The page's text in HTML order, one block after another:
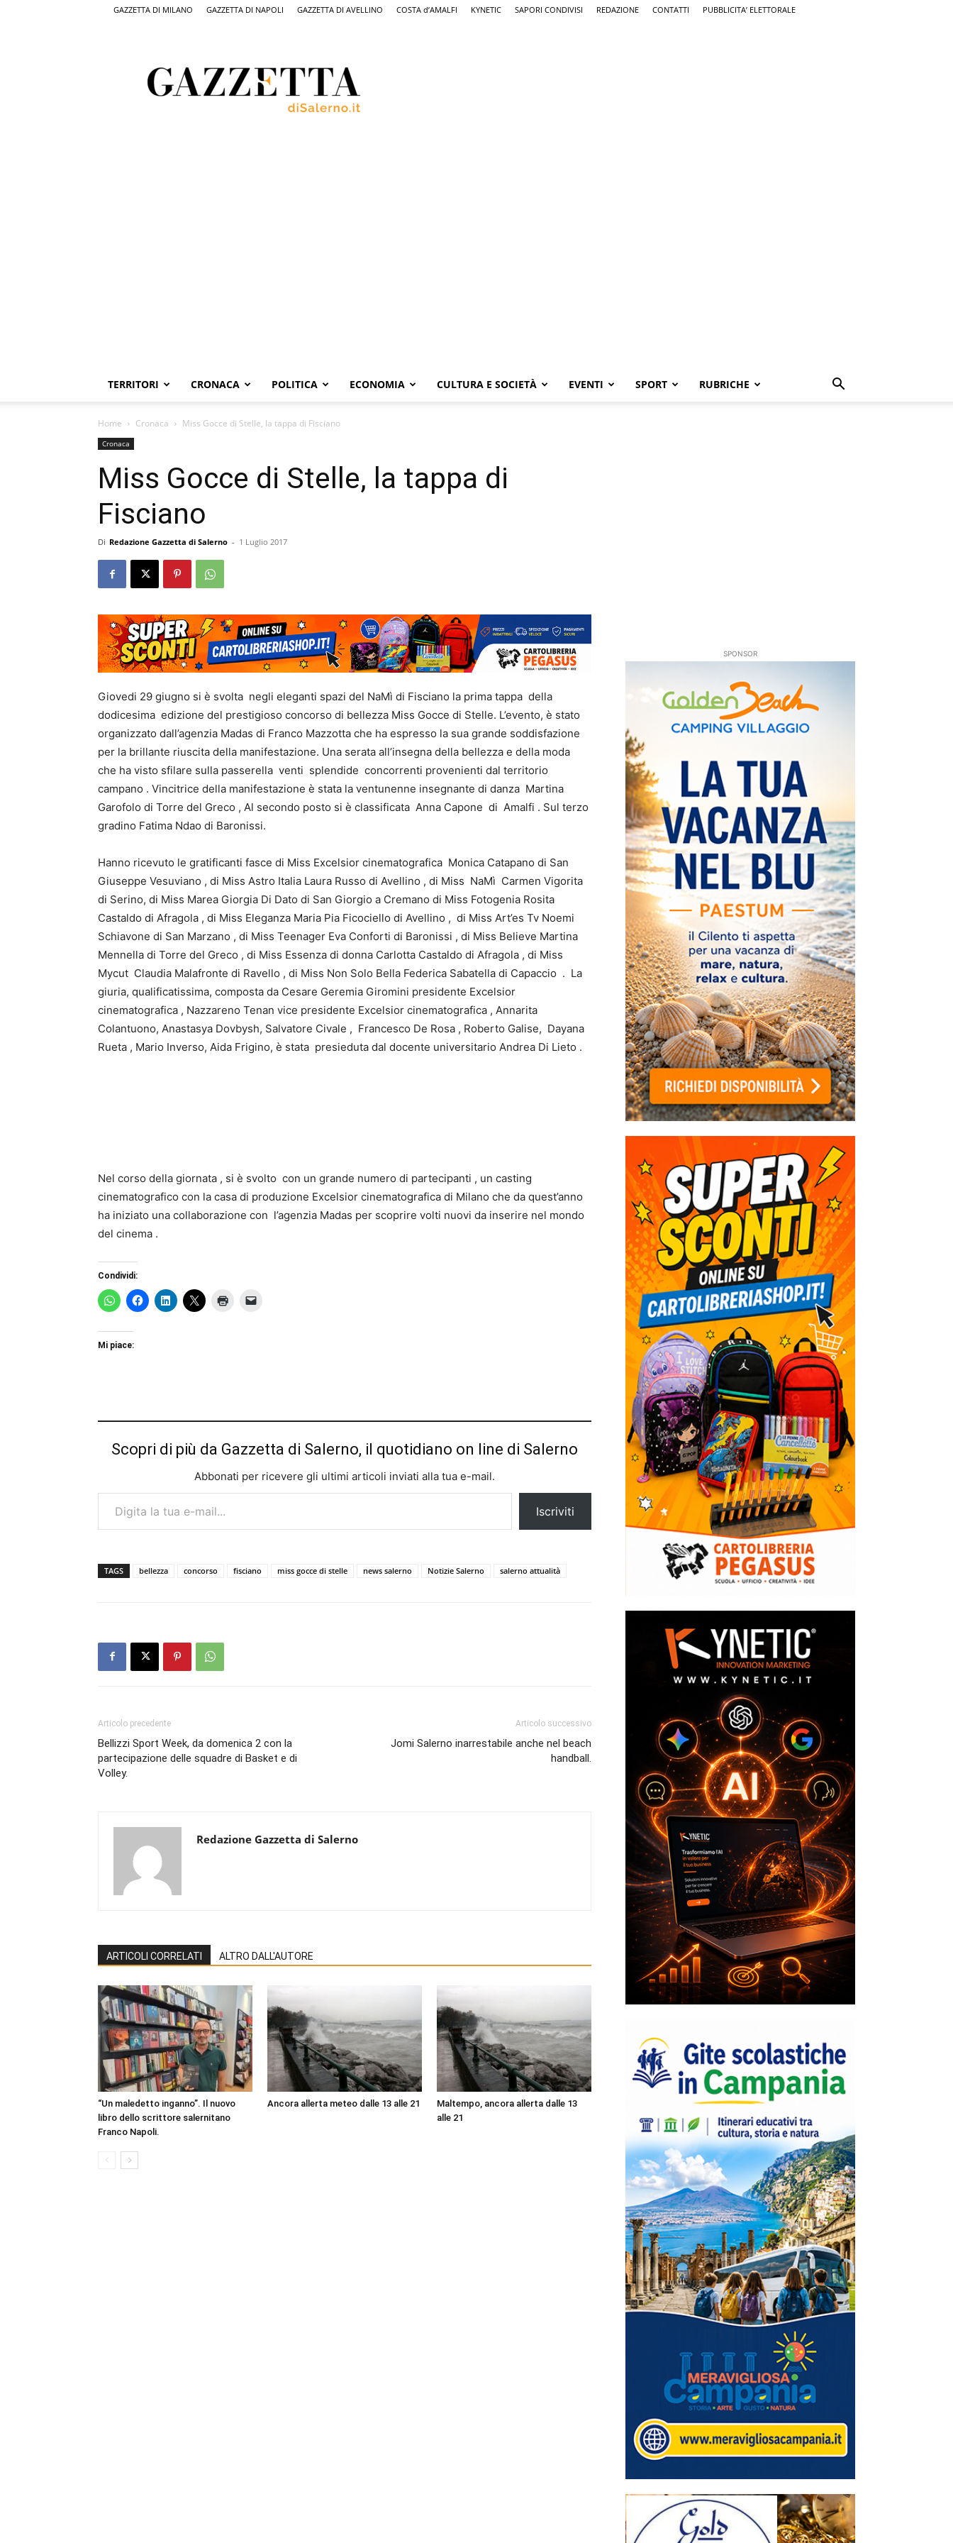
GAZZETTA DI MILANO GAZZETTA DI NAPOLI GAZZETTA DI AVELLINO COSTA d’AMALFI KYNETIC SAPORI CONDIVISI REDAZIONE CONTATTI PUBBLICITA’ ELETTORALE
Salerno,
il
quotidiano
TERRITORI CRONACA POLITICA ECONOMIA CULTURA E SOCIETÀ EVENTI SPORT RUBRICHE
Home Cronaca Miss Gocce di Stelle, la tappa di Fisciano
Cronaca
Miss Gocce di Stelle, la tappa di
Fisciano
Di Redazione Gazzetta di Salerno - 1 Luglio 2017
Giovedi 29 giugno si è svolta negli eleganti spazi del NaMì di Fisciano la prima tappa della
dodicesima edizione del prestigioso concorso di bellezza Miss Gocce di Stelle. L’evento, è stato
organizzato dall’agenzia Madas di Franco Mazzotta che ha espresso la sua grande soddisfazione
per la brillante riuscita della manifestazione. Una serata all’insegna della bellezza e della moda
che ha visto sfilare sulla passerella venti splendide concorrenti provenienti dal territorio
campano . Vincitrice della manifestazione è stata la ventunenne insegnante di danza Martina
Garofolo di Torre del Greco , Al secondo posto si è classificata Anna Capone di Amalfi . Sul terzo
gradino Fatima Ndao di Baronissi.
Hanno ricevuto le gratificanti fasce di Miss Excelsior cinematografica Monica Catapano di San
Giuseppe Vesuviano , di Miss Astro Italia Laura Russo di Avellino , di Miss NaMì Carmen Vigorita
di Serino, di Miss Marea Giorgia Di Dato di San Giorgio a Cremano di Miss Fotogenia Rosita
Castaldo di Afragola , di Miss Eleganza Maria Pia Ficociello di Avellino , di Miss Art’es Tv Noemi
Schiavone di San Marzano , di Miss Teenager Eva Conforti di Baronissi , di Miss Believe Martina
Mennella di Torre del Greco , di Miss Essenza di donna Carlotta Castaldo di Afragola , di Miss
Mycut Claudia Malafronte di Ravello , di Miss Non Solo Bella Federica Sabatella di Capaccio . La
giuria, qualificatissima, composta da Cesare Geremia Giromini presidente Excelsior
cinematografica , Nazzareno Tenan vice presidente Excelsior cinematografica , Annarita
Colantuono, Anastasya Dovbysh, Salvatore Civale , Francesco De Rosa , Roberto Galise, Dayana
Rueta , Mario Inverso, Aida Frigino, è stata presieduta dal docente universitario Andrea Di Lieto .
Nel corso della giornata , si è svolto con un grande numero di partecipanti , un casting
cinematografico con la casa di produzione Excelsior cinematografica di Milano che da quest’anno
ha iniziato una collaborazione con l’agenzia Madas per scoprire volti nuovi da inserire nel mondo
del cinema .
Condividi:
Mi piace:
Scopri di più da Gazzetta di Salerno, il quotidiano on line di Salerno
Abbonati per ricevere gli ultimi articoli inviati alla tua e-mail.
Digita la tua e-mail...
Iscriviti
TAGS bellezza concorso fisciano miss gocce di stelle news salerno Notizie Salerno salerno attualità
Articolo precedente
Bellizzi Sport Week, da domenica 2 con la
partecipazione delle squadre di Basket e di
Volley.
Articolo successivo
Jomi Salerno inarrestabile anche nel beach
handball.
Redazione Gazzetta di Salerno
ARTICOLI CORRELATI ALTRO DALL'AUTORE
“Un maledetto inganno”. Il nuovo
libro dello scrittore salernitano
Franco Napoli.
Ancora allerta meteo dalle 13 alle 21
Maltempo, ancora allerta dalle 13
alle 21
SPONSOR